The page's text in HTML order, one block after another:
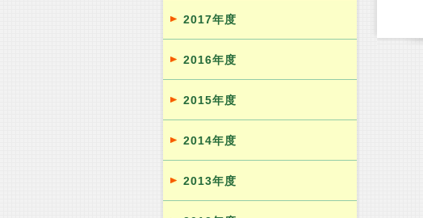
2017年度
2016年度
2015年度
2014年度
2013年度